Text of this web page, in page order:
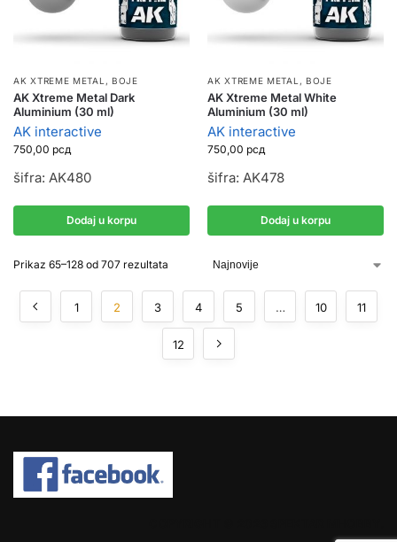
AK XTREME METAL, BOJE
AK Xtreme Metal Dark
Aluminium (30 ml)
AK interactive
750,00 рсд
šifra: AK480
Dodaj u korpu
AK XTREME METAL, BOJE
AK Xtreme Metal White
Aluminium (30 ml)
AK interactive
750,00 рсд
šifra: AK478
Dodaj u korpu
Prikaz 65–128 od 707 rezultata
1 2 3 4 5 … 10 11
12